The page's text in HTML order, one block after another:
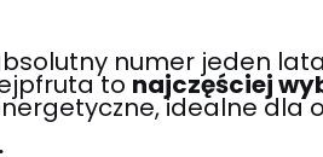
numer jeden
to najczęściej
idealne dla